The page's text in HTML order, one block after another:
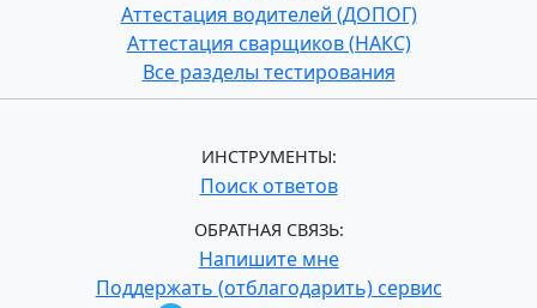
Аттестация водителей (ДОПОГ)
Аттестация сварщиков (НАКС)
Все разделы тестирования
ИНСТРУМЕНТЫ:
Поиск ответов
ОБРАТНАЯ СВЯЗЬ:
Напишите мне
Поддержать (отблагодарить) сервис